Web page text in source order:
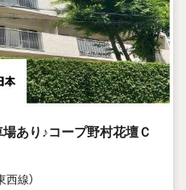
意ご説明させて頂きます。
備！お子様連れのご家族様で
・水曜日※店舗により変動あ
あり♪コープ野村花壇Ｃ
西線）